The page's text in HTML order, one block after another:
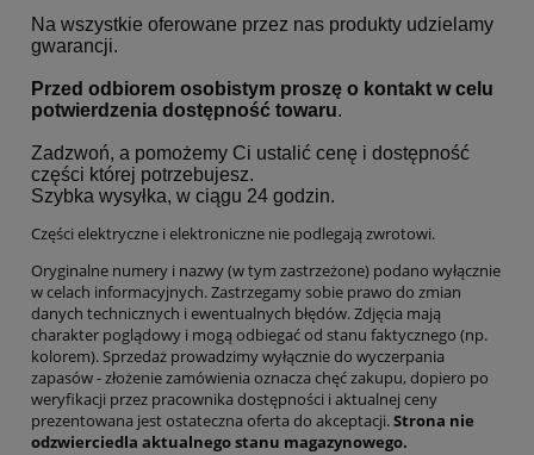
Na wszystkie oferowane przez nas produkty udzielamy
gwarancji.
Przed odbiorem osobistym proszę o kontakt w celu
potwierdzenia dostępność towaru.
Zadzwoń, a pomożemy Ci ustalić cenę i dostępność
części której potrzebujesz.
Szybka wysyłka, w ciągu 24 godzin.
Części elektryczne i elektroniczne nie podlegają zwrotowi.
Oryginalne numery i nazwy (w tym zastrzeżone) podano wyłącznie
w celach informacyjnych. Zastrzegamy sobie prawo do zmian
danych technicznych i ewentualnych błędów. Zdjęcia mają
charakter poglądowy i mogą odbiegać od stanu faktycznego (np.
kolorem). Sprzedaż prowadzimy wyłącznie do wyczerpania
zapasów - złożenie zamówienia oznacza chęć zakupu, dopiero po
weryfikacji przez pracownika dostępności i aktualnej ceny
prezentowana jest ostateczna oferta do akceptacji.Strona nie
odzwierciedla aktualnego stanu magazynowego.